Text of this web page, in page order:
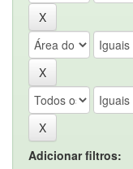
Adicionar filtros: